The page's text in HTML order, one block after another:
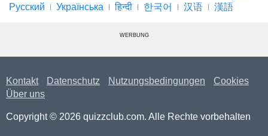
Русский
Українська हिन्दी 한국어 汉语 漢語
WERBUNG
Kontakt Datenschutz Nutzungsbedingungen
Cookies
Über uns
Copyright © 2026 quizzclub.com. Alle Rechte vorbehalten